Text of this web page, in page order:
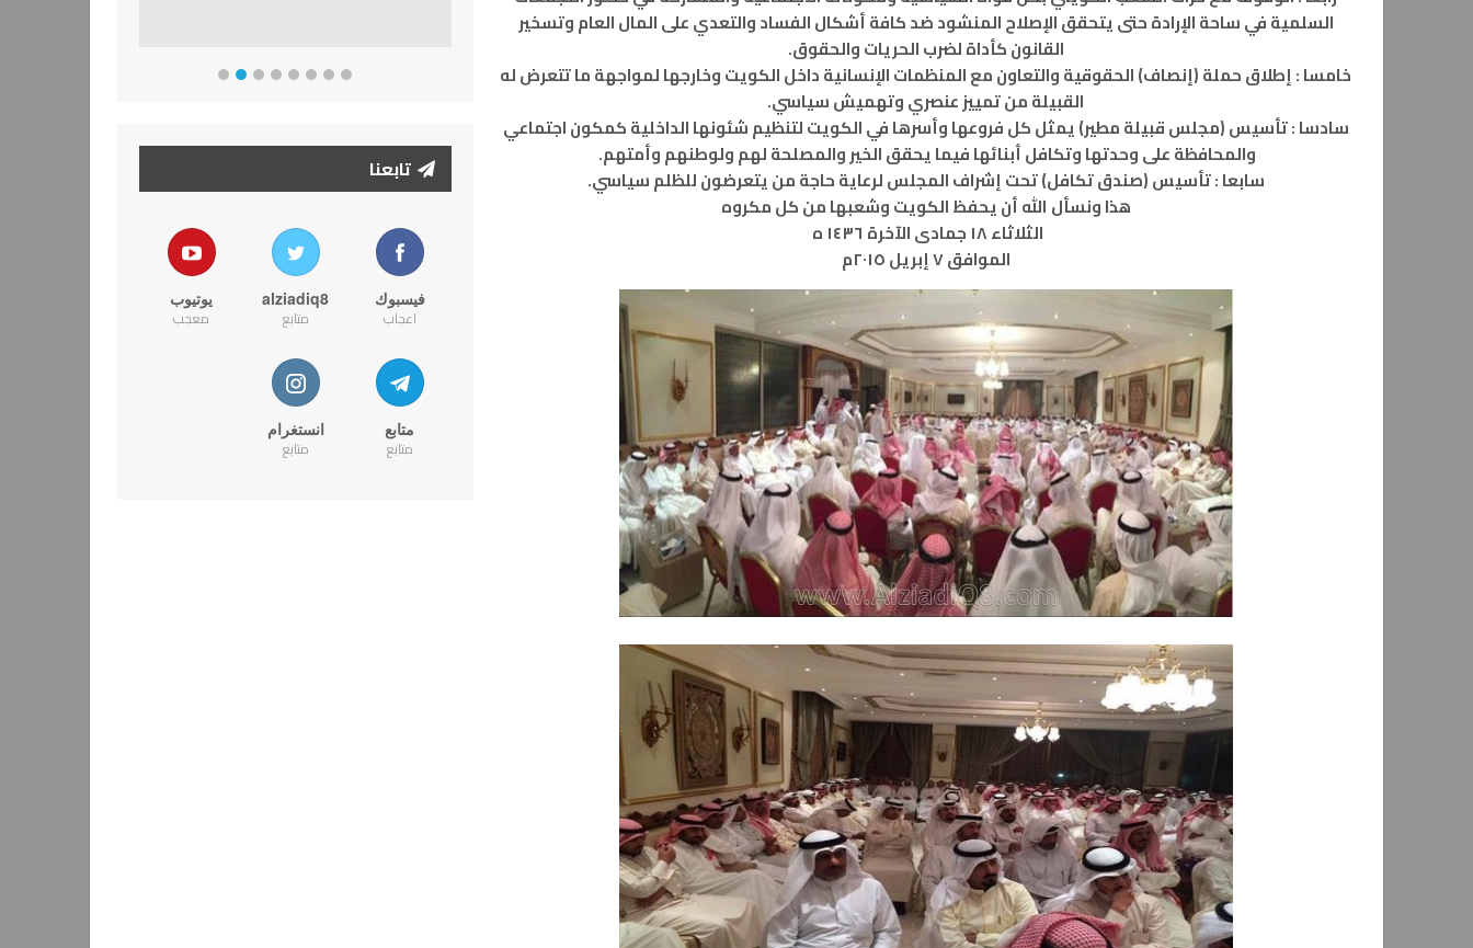
السلمية في ساحة الإرادة حتى يتحقق الإصلاح المنشود ضد كافة أشكال الفساد والتعدي على المال العام وتسخير
القانون كأداة لضرب الحريات والحقوق.
خامسا : إطلاق حملة (إنصاف) الحقوقية والتعاون مع المنظمات الإنسانية داخل الكويت وخارجها لمواجهة ما تتعرض له
القبيلة من تمييز عنصري وتهميش سياسي.
سادسا : تأسيس (مجلس قبيلة مطير) يمثل كل فروعها وأسرها في الكويت لتنظيم شئونها الداخلية كمكون اجتماعي
والمحافظة على وحدتها وتكافل أبنائها فيما يحقق الخير والمصلحة لهم ولوطنهم وأمتهم.
سابعا : تأسيس (صندق تكافل) تحت إشراف المجلس لرعاية حاجة من يتعرضون للظلم سياسي.
هذا ونسأل الله أن يحفظ الكويت وشعبها من كل مكروه
الثلاثاء ١٨ جمادى الآخرة ١٤٣٦ ه
الموافق ٧ إبريل ٢٠١٥م
تابعنا
فيسبوك
اعجاب
alziadiq8
متابع
يوتيوب
معجب
متابع
متابع
انستغرام
متابع